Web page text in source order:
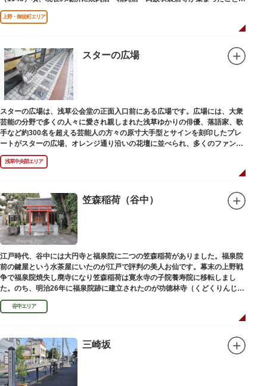
端を発しています。
上野・御徒町エリア
スターの広場
スターの広場は、浅草公会堂の正面入口前にある広場です。広場には、大衆
芸能の分野で多くの人々に愛され親しまれた浅草ゆかりの俳優、落語家、歌
手など約300名を超える芸能人の方々の原寸大手型とサインを刻印したプレ
ートがスターの広場、オレンジ通り沿いの花壇に並べられ、多くのファンに
親しまれています。
浅草中央部エリア
笠森稲荷（谷中）
江戸時代、谷中には大円寺と福泉院に二つの笠森稲荷がありました。福泉院
前の鍵屋という水茶屋にいたのが江戸で評判の美人お仙です。幕末の上野戦
争で福泉院焼失し廃寺になり笠森稲荷は寛永寺の子院養寿院に移転しまし
た。のち、明治26年に福泉院跡に建立されたのが功徳林寺（くどくりんじ）
で、明治末期には稲荷社が祀られました。
谷中エリア
三崎坂